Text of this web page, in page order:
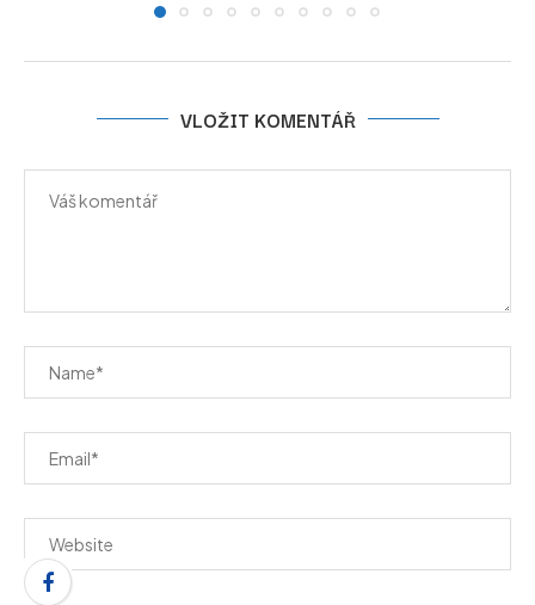
VLOŽIT KOMENTÁŘ